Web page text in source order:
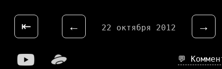
⇤ ← 22 октября 2012 →
💬